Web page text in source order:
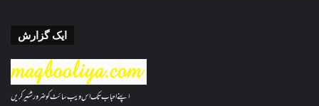
ایک گزارش
اپنے احباب تک اس ویب سائٹ کو ضرور شئیر کریں